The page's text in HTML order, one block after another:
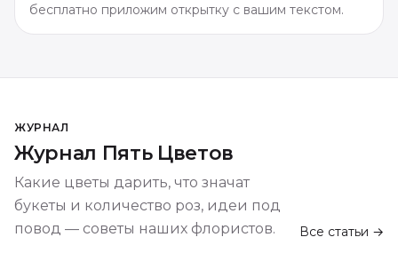
бесплатно приложим открытку с вашим текстом.
ЖУРНАЛ
Журнал Пять Цветов
Какие цветы дарить, что значат
букеты и количество роз, идеи под
повод — советы наших флористов.
Все статьи →